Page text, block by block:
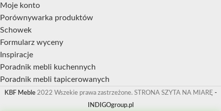
Moje konto
Porównywarka produktów
Schowek
Formularz wyceny
Inspiracje
Poradnik mebli kuchennych
Poradnik mebli tapicerowanych
KBF Meble 2022 Wszekie prawa zastrzeżone. STRONA SZYTA NA MIARĘ -
INDIGOgroup.pl